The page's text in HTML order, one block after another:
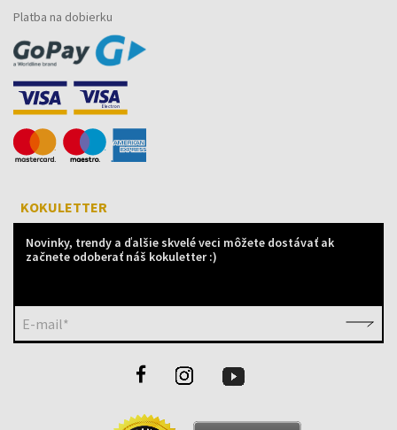
Platba na dobierku
KOKULETTER
Novinky, trendy a ďalšie skvelé veci môžete dostávať ak
začnete odoberať náš kokuletter :)
E-mail*